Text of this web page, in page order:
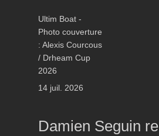
Ultim Boat -
Photo couverture
: Alexis Courcous
/ Drheam Cup
2026
14 juil. 2026
Damien Seguin